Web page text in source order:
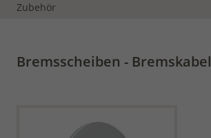
Zubehör
Bremsscheiben - Bremskabel